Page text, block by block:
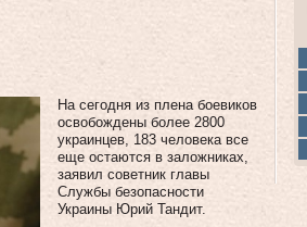
На сегодня из плена боевиков
освобождены более 2800
украинцев, 183 человека все
еще остаются в заложниках,
заявил советник главы
Службы безопасности
Украины Юрий Тандит.